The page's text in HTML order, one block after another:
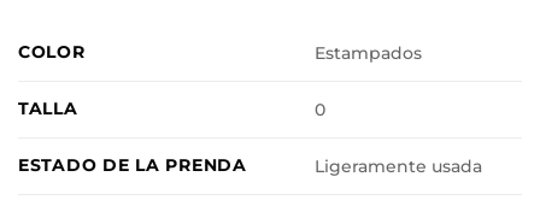
COLOR Estampados
TALLA 0
ESTADO DE LA PRENDA Ligeramente usada